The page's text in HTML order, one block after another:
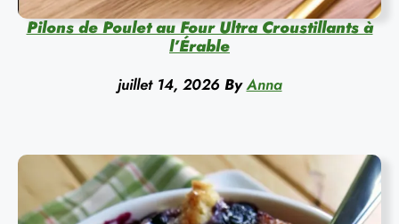
Pilons de Poulet au Four Ultra Croustillants à
l’Érable
juillet 14, 2026 By Anna